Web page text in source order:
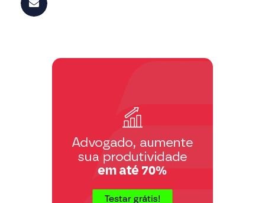
10º. Permitir provar o alegado por todos
os meios legais, bem como os
moralmente legítimos, ainda que não
especificados em códigos;